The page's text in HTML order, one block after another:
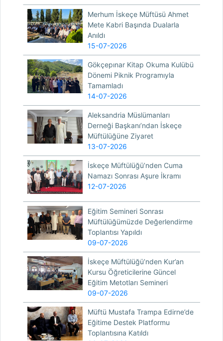
Merhum İskeçe Müftüsü Ahmet
Mete Kabri Başında Dualarla
Anıldı
15-07-2026
Gökçepınar Kitap Okuma Kulübü
Dönemi Piknik Programıyla
Tamamladı
14-07-2026
Aleksandria Müslümanları
Derneği Başkanı’ndan İskeçe
Müftülüğüne Ziyaret
13-07-2026
İskeçe Müftülüğü’nden Cuma
Namazı Sonrası Aşure İkramı
12-07-2026
Eğitim Semineri Sonrası
Müftülüğümüzde Değerlendirme
Toplantısı Yapıldı
09-07-2026
İskeçe Müftülüğü’nden Kur’an
Kursu Öğreticilerine Güncel
Eğitim Metotları Semineri
09-07-2026
Müftü Mustafa Trampa Edirne’de
Eğitime Destek Platformu
Toplantısına Katıldı